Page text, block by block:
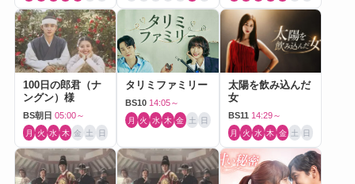
100日の郎君（ナ
ングン）様
BS朝日 05:00～
月 火 水 木 金 土 日
タリミファミリー
BS10 14:05～
月 火 水 木 金 土 日
太陽を飲み込んだ
女
BS11 14:29～
月 火 水 木 金 土 日